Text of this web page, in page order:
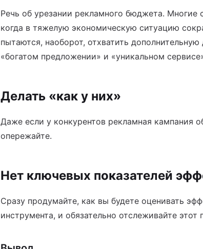
Речь об урезании рекламного бюджета.
когда в тяжелую экономическую ситуацию
пытаются, наоборот, отхватить
«богатом предложении» и «уникальном
Делать «как у них»
Даже если у конкурентов рекламная кампания
опережайте.
Нет ключевых показателей
Сразу продумайте, как вы будете оценивать
инструмента, и обязательно отслеживайте этот